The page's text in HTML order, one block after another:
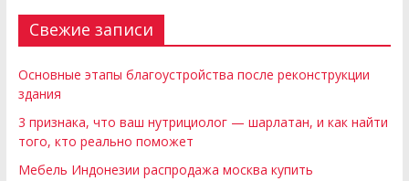
Свежие записи
Основные этапы благоустройства после реконструкции
здания
3 признака, что ваш нутрициолог — шарлатан, и как найти
того, кто реально поможет
Мебель Индонезии распродажа москва купить